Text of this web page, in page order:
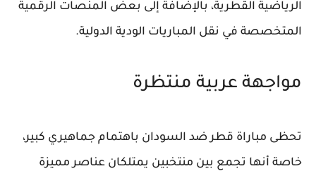
الرياضية القطرية، بالإضافة إلى بعض المنصات الرقمية
المتخصصة في نقل المباريات الودية الدولية.
مواجهة عربية منتظرة
تحظى مباراة قطر ضد السودان باهتمام جماهيري كبير،
خاصة أنها تجمع بين منتخبين يمتلكان عناصر مميزة